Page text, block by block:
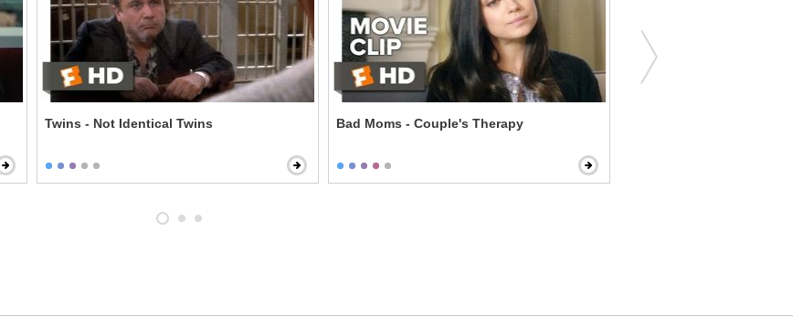
Twins - Not Identical Twins Bad Moms - Couple's Therapy